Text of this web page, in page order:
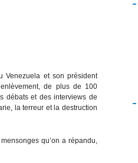
Venezuela et son président
de plus de 100
débats et des interviews de
la terreur et la destruction
qu’on a répandu,